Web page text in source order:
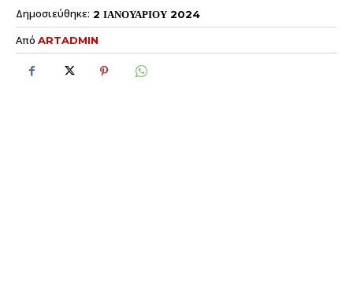
Δημοσιεύθηκε: 2 ΙΑΝΟΥΑΡΙΟΥ 2024
Από ARTADMIN